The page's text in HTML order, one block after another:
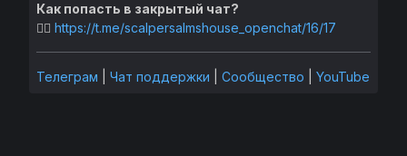
Как попасть в закрытый чат?
👉🏻 https://t.me/scalpersalmshouse_openchat/16/17
Телеграм Чат поддержки Сообщество YouTube